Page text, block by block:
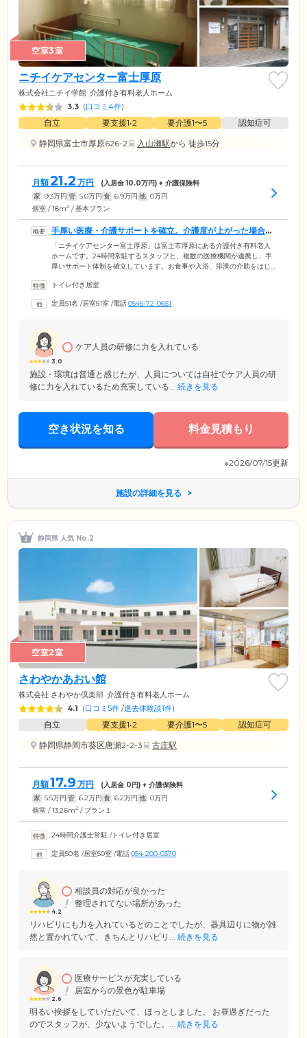
空室3室
ニチイケアセンター富士厚原
株式会社ニチイ学館 介護付き有料老人ホーム
3.3 (口コミ4件)
自立 要支援1•2 要介護1〜5
認知症可
静岡県富士市厚原626-2
入山瀬駅から 徒歩15分
月額21.2 万円 (入居金10.0万円) + 介護保険料
家 9.3万円 管 5.0万円 食 6.9万円 他 0万円
個室 / 18m2 / 基本プラン
手厚い医療・介護サポートを確立。介護度が上がった場合も
ご安心ください
「ニチイケアセンター富士厚原」は富士市厚原にある介護付き有料老人
ホームです。24時間常駐するスタッフと、複数の医療機関が連携し、手
厚いサポート体制を確立しています。お食事や入浴、排泄の介助をはじ
ションなど、多角的なサービスをご提供。介護度が上がった場合も安心
介護の認定を受けた方まで幅広い身体状況の方々にご入居いただいてお
トイレ付き居室
定員51名 /居室51室 /電話0545-72-0651
3.0
ケア人員の研修に力を入れている
施設・環境は普通と感じたが、人員については自社でケア人員の研
修に力を入れているため充実している... 続きを見る
空き状況を知る 料金見積もり
※2026/07/15更新
施設の詳細を見る
静岡県 人気 No.2
空室2室
さわやかあおい館
株式会社 さわやか倶楽部 介護付き有料老人ホーム
4.1 (口コミ5件 /退去体験談1件)
自立 要支援1•2 要介護1〜5
認知症可
静岡県静岡市葵区唐瀬2-2-3
古庄駅
月額17.9 万円 (入居金 0 円) + 介護保険料
家 5.5万円 管 6.2万円 食 6.2万円 他 0万円
個室 / 13.26m2 / プラン１
24時間介護士常駐 /トイレ付き居室
定員50名 /居室50室 /電話054-200-0370
4.2
相談員の対応が良かった
整理されてない場所があった
リハビリにも力を入れているとのことでしたが、器具辺りに物が雑
然と置かれていて、きちんとリハビリ... 続きを見る
2.6
医療サービスが充実している
居室からの景色が駐車場
明るい挨拶をしていただいて、ほっとしました。 お昼過ぎだった
のでスタッフが、少ないようでした。... 続きを見る